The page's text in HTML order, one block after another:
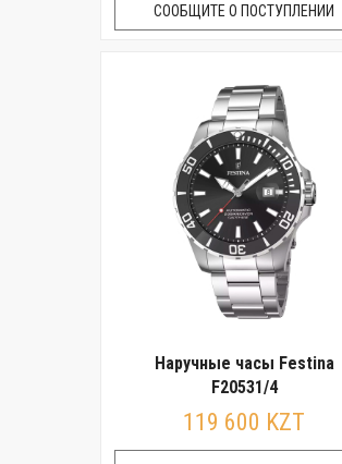
СООБЩИТЕ О ПОСТУПЛЕНИИ
Наручные часы Festina
F20531/4
119 600 KZT